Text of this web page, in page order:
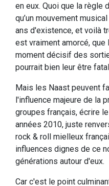
en eux. Quoi que la règle
qu’un mouvement
ans d'existence, et voilà
est vraiment amorcé, que
moment décisif des
pourrait bien leur être
Mais les Naast peuvent
l'influence majeure de la
groupes français, écrire
années 2010, juste
rock & roll mielleux
influences dignes de ce
générations autour d'eux.
Car c'est le point